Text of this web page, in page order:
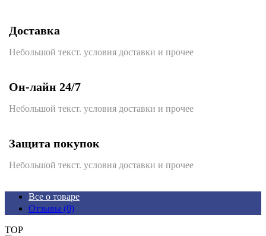
Доставка
Небольшой текст. условия доставки и прочее
Он-лайн 24/7
Небольшой текст. условия доставки и прочее
Защита покупок
Небольшой текст. условия доставки и прочее
Все о товаре
Отзывы (0)
TOP